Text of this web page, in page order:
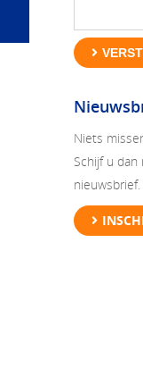
Niets
Schijf u
nieuwsbrief.